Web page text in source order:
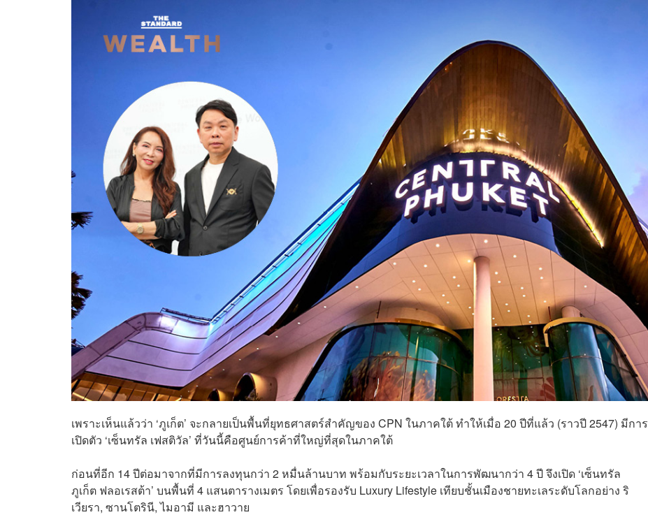
เพราะเห็นแล้วว่า ‘ภูเก็ต’ จะกลายเป็นพื้นที่ยุทธศาสตร์สำคัญของ CPN ในภาคใต้ ทำให้เมื่อ 20 ปีที่แล้ว (ราวปี 2547) มีการ
เปิดตัว ‘เซ็นทรัล เฟสติวัล’ ที่วันนี้คือศูนย์การค้าที่ใหญ่ที่สุดในภาคใต้
ก่อนที่อีก 14 ปีต่อมาจากที่มีการลงทุนกว่า 2 หมื่นล้านบาท พร้อมกับระยะเวลาในการพัฒนากว่า 4 ปี จึงเปิด ‘เซ็นทรัล
ภูเก็ต ฟลอเรสต้า’ บนพื้นที่ 4 แสนตารางเมตร โดยเพื่อรองรับ Luxury Lifestyle เทียบชั้นเมืองชายทะเลระดับโลกอย่าง ริ
เวียรา, ซานโตรินี, ไมอามี และฮาวาย